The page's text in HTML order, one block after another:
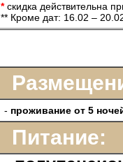
*скидка действительна
** Кроме дат: 16.02 –
- проживание от 5
Питание: